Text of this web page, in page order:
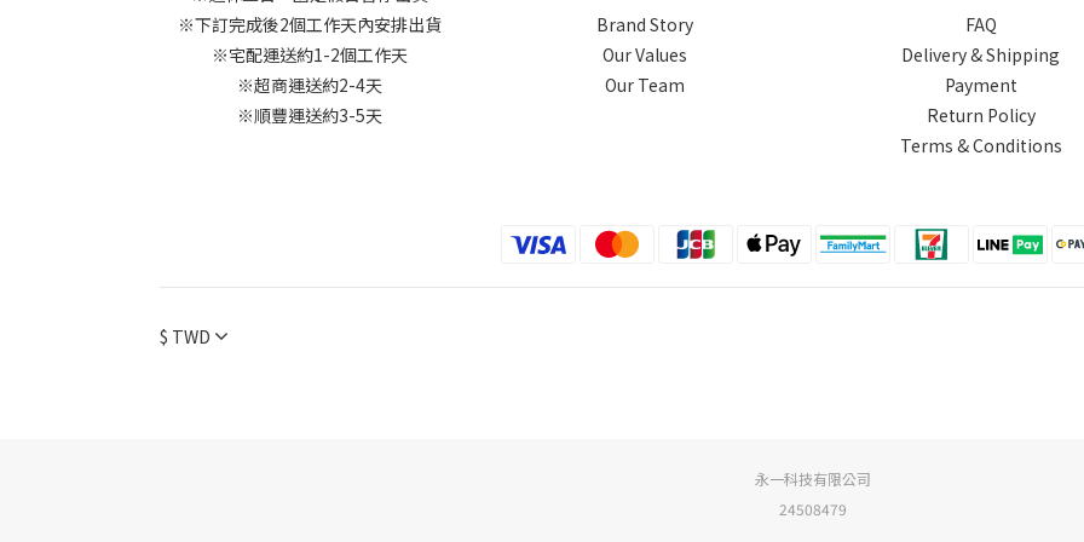
※下訂完成後2個工作天內安排出貨
※宅配運送約1-2個工作天
※超商運送約2-4天
※順豐運送約3-5天
Brand Story
Our Values
Our Team
FAQ
Delivery & Shipping
Payment
Return Policy
Terms & Conditions
$ TWD
永一科技有限公司
24508479